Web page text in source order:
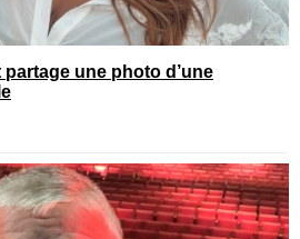
une photo d’une